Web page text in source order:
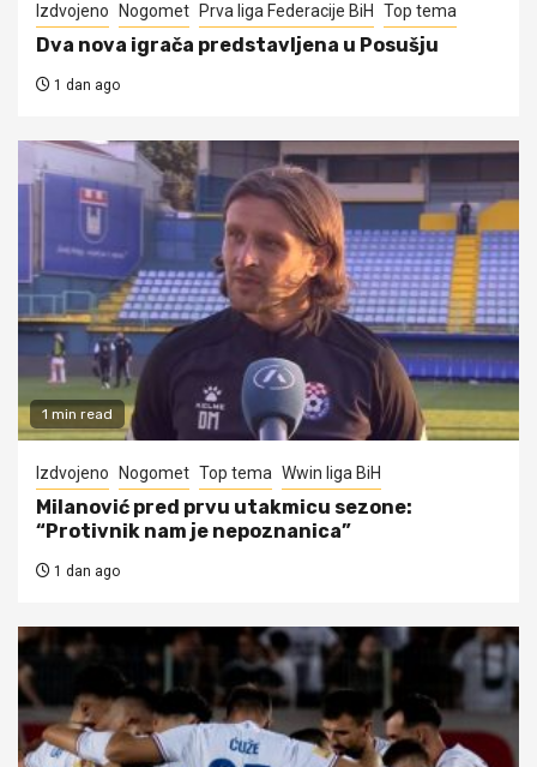
Izdvojeno Nogomet Prva liga Federacije BiH Top tema
Dva nova igrača predstavljena u Posušju
1 dan ago
1 min read
Izdvojeno Nogomet Top tema Wwin liga BiH
Milanović pred prvu utakmicu sezone:
“Protivnik nam je nepoznanica”
1 dan ago